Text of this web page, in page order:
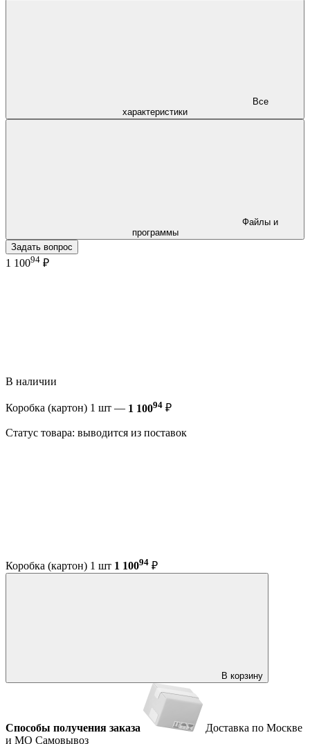
характеристики
программы
Задать вопрос
1 10094 ₽
В наличии
Коробка (картон) 1 шт — 1 10094 ₽
Статус товара: выводится из поставок
Коробка (картон) 1 шт 1 10094 ₽
В корзину
Способы получения заказа
Доставка по Москве
и МО Самовывоз